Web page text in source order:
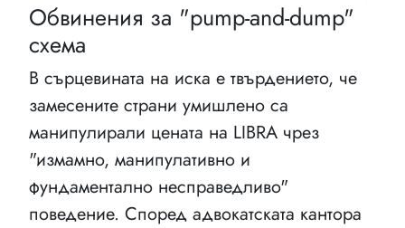
Обвинения за "pump-and-dump"
схема
В сърцевината на иска е твърдението, че
замесените страни умишлено са
манипулирали цената на LIBRA чрез
"измамно, манипулативно и
фундаментално несправедливо"
поведение. Според адвокатската кантора